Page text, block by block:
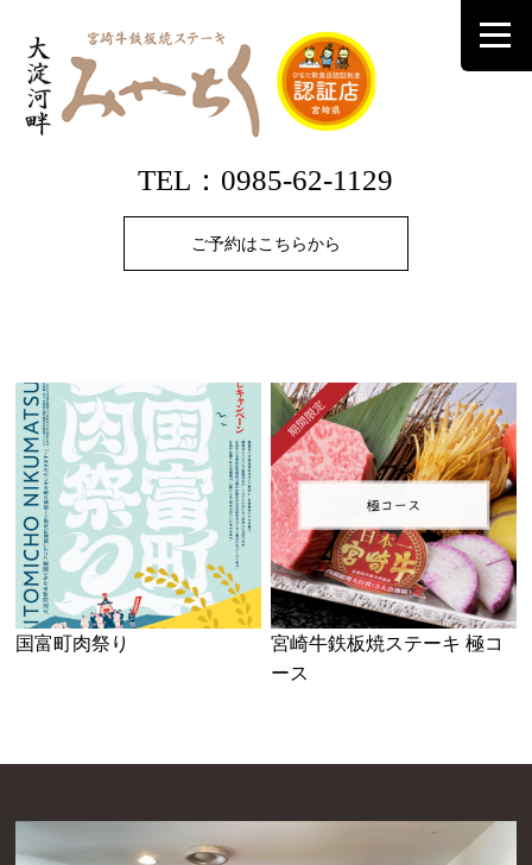
TEL：0985-62-1129
ご予約はこちらから
国富町肉祭り
宮崎牛鉄板焼ステーキ 極コ
ース